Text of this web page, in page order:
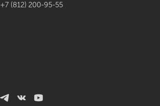
+7 (812) 200-95-55